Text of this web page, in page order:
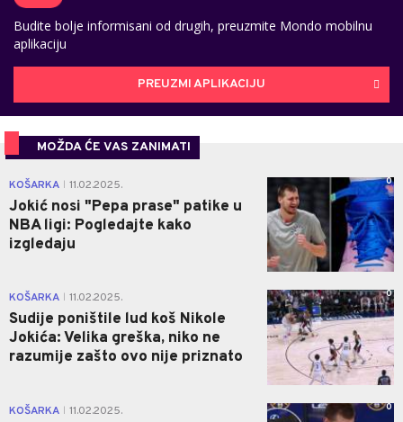
Budite bolje informisani od drugih, preuzmite Mondo mobilnu
aplikaciju
PREUZMI APLIKACIJU
MOŽDA ĆE VAS ZANIMATI
KOŠARKA 11.02.2025.
Jokić nosi "Pepa prase" patike u
NBA ligi: Pogledajte kako
izgledaju
0
KOŠARKA 11.02.2025.
Sudije poništile lud koš Nikole
Jokića: Velika greška, niko ne
razumije zašto ovo nije priznato
0
KOŠARKA 11.02.2025. 0